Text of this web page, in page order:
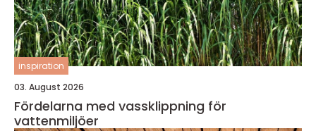
inspiration
03. August 2026
Fördelarna med vassklippning för
vattenmiljöer